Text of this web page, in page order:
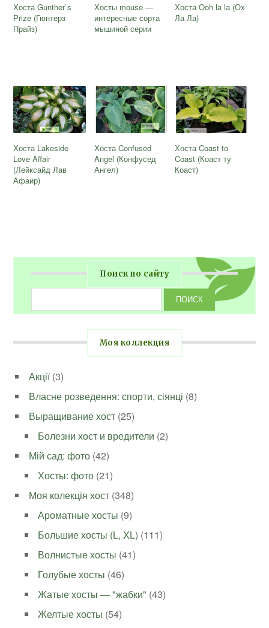
Хоста Gunther`s
Prize (Гюнтерз
Прайз)
Хосты mouse —
интересные сорта
мышиной серии
Хоста Ooh la la (Ох
Ла Ла)
Хоста Lakeside
Love Affair
(Лейксайд Лав
Афаир)
Хоста Confused
Angel (Конфусед
Ангел)
Хоста Coast to
Coast (Коаст ту
Коаст)
Поиск по сайту
Моя коллекция
Акції(3)
Власне розведення: спорти, сіянці (8)
Выращивание хост (25)
Болезни хост и вредители (2)
Мій сад: фото (42)
Хосты: фото (21)
Моя колекція хост (348)
Ароматные хосты (9)
Большие хосты (L, XL) (111)
Волнистые хосты (41)
Голубые хосты (46)
Жатые хосты — "жабки" (43)
Желтые хосты (54)